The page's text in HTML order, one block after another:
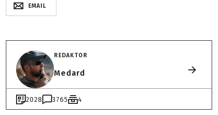
EMAIL
REDAKTOR
Medard
2028 3765 4